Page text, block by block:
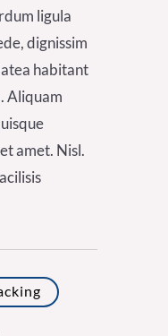
ligula
dignissim
habitant
Aliquam
amet. Nisl.